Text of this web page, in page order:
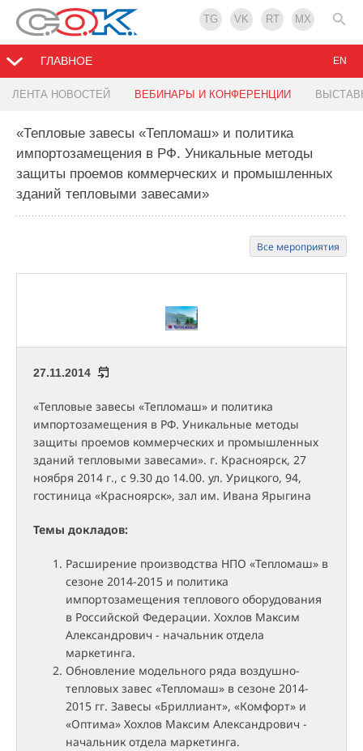
TG VK RT MX
ГЛАВНОЕ
ЛЕНТА НОВОСТЕЙ ВЕБИНАРЫ И КОНФЕРЕНЦИИ
EN
«Тепловые завесы «Тепломаш» и политика
импортозамещения в РФ. Уникальные методы
защиты проемов коммерческих и промышленных
зданий тепловыми завесами»
Все мероприятия
27.11.2014
«Тепловые завесы «Тепломаш» и политика
импортозамещения в РФ. Уникальные методы
защиты проемов коммерческих и промышленных
зданий тепловыми завесами». г. Красноярск, 27
ноября 2014 г., с 9.30 до 14.00. ул. Урицкого, 94,
гостиница «Красноярск», зал им. Ивана Ярыгина
Темы докладов:
Расширение производства НПО «Тепломаш» в
сезоне 2014-2015 и политика
импортозамещения теплового оборудования
в Российской Федерации. Хохлов Максим
Александрович - начальник отдела
маркетинга.
Обновление модельного ряда воздушно-
тепловых завес «Тепломаш» в сезоне 2014-
2015 гг. Завесы «Бриллиант», «Комфорт» и
«Оптима» Хохлов Максим Александрович -
начальник отдела маркетинга.